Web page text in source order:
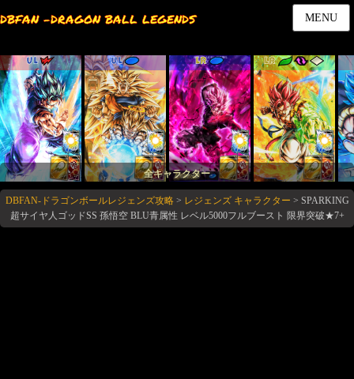
DBFAN -DRAGON BALL LEGENDS MENU
UL UL LR LR
全キャラクター
DBFAN-ドラゴンボールレジェンズ攻略> レジェンズ キャラクター > SPARKING
超サイヤ人ゴッドSS 孫悟空 BLU青属性 レベル5000フルブースト 限界突破★7+